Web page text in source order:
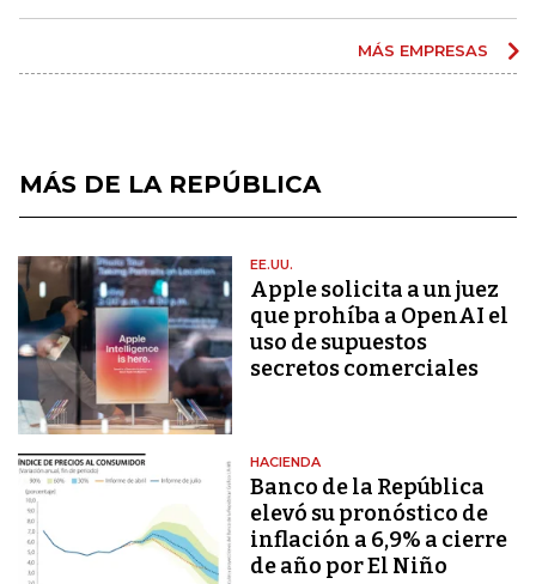
MÁS EMPRESAS
MÁS DE LA REPÚBLICA
EE.UU.
Apple solicita a un juez
que prohíba a OpenAI el
uso de supuestos
secretos comerciales
HACIENDA
Banco de la República
elevó su pronóstico de
inflación a 6,9% a cierre
de año por El Niño